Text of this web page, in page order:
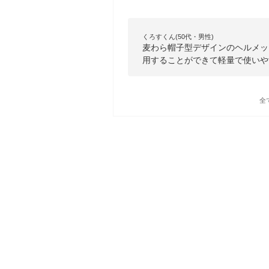
くろすくん(50代・男性)
麦わら帽子型デザインのヘルメ
用することができて軽量で使い
全